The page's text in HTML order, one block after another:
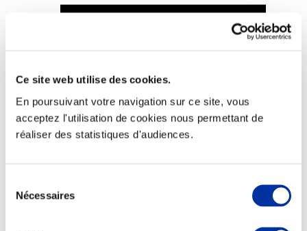
Ce site web utilise des cookies.
En poursuivant votre navigation sur ce site, vous
acceptez l'utilisation de cookies nous permettant de
réaliser des statistiques d'audiences.
Nécessaires
Viande et climat
Valorisation de l’herbe
Autonomie des élevages
Qualité air, eau, sols
Economie de ressources